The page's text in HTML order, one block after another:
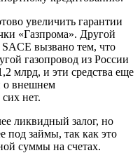
увеличить гарантии
«Газпрома». Другой
вызвано тем, что
газопровод из России
млрд, и эти средства еще
о внешнем
нет.
ликвидный залог, но
под займы, так как это
суммы на счетах.